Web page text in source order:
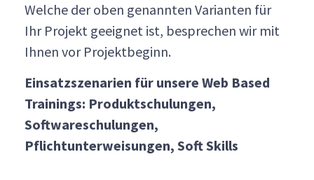
Welche der oben genannten Varianten für
Ihr Projekt geeignet ist, besprechen wir mit
Ihnen vor Projektbeginn.
Einsatzszenarien für unsere Web Based
Trainings: Produktschulungen,
Softwareschulungen,
Pflichtunterweisungen, Soft Skills